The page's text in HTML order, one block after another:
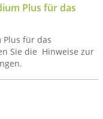
Plus für das
für das
Sie die Hinweise zur